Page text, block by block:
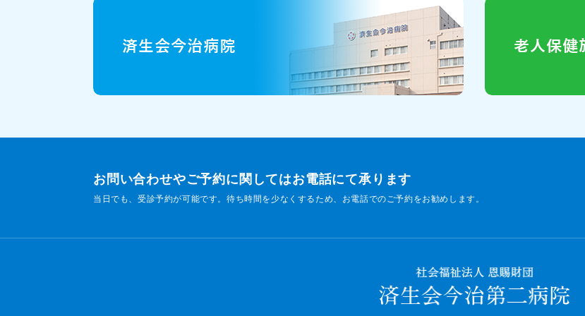
お問い合わせやご予約に関してはお電話にて承ります
当日でも、受診予約が可能です。待ち時間を少なくするため、お電話でのご予約をお勧めします。